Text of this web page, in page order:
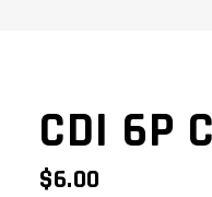
CDI 6P
$6.00